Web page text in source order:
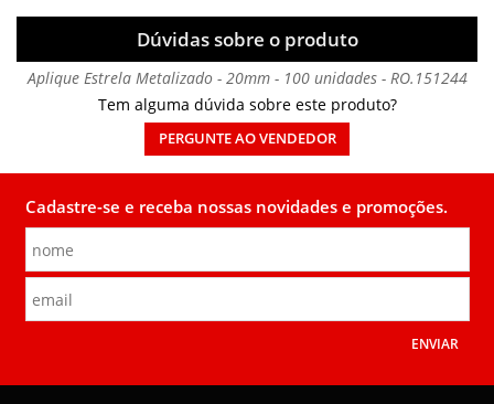
Dúvidas sobre o produto
Aplique Estrela Metalizado - 20mm - 100 unidades - RO.151244
Tem alguma dúvida sobre este produto?
PERGUNTE AO VENDEDOR
Cadastre-se e receba nossas novidades e promoções.
ENVIAR